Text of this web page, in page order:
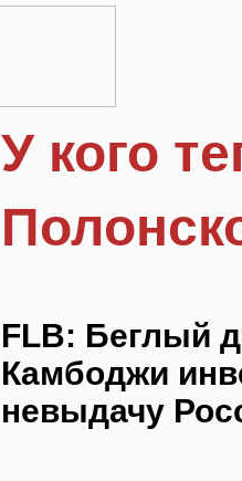
У кого
FLB: Беглый
Камбоджи
невыдачу